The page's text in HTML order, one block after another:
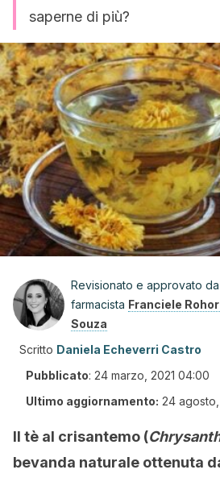
saperne di più?
Revisionato e approvato da
farmacista Franciele
Souza
Scritto Daniela Echeverri Castro
Pubblicato: 24 marzo, 2021 04:00
Ultimo aggiornamento: 24
Il tè al crisantemo (
bevanda naturale ottenuta